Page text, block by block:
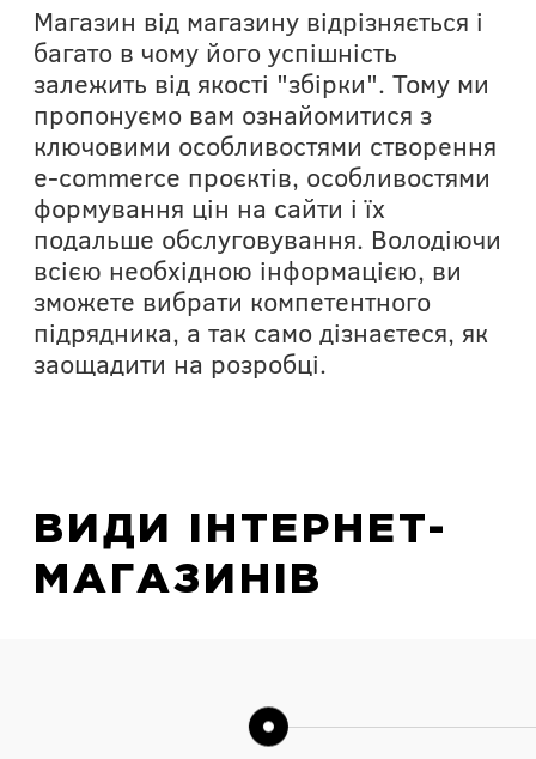
Магазин від магазину відрізняється і
багато в чому його успішність
залежить від якості "збірки". Тому ми
пропонуємо вам ознайомитися з
ключовими особливостями створення
e-commerce проєктів, особливостями
формування цін на сайти і їх
подальше обслуговування. Володіючи
всією необхідною інформацією, ви
зможете вибрати компетентного
підрядника, а так само дізнаєтеся, як
заощадити на розробці.
ВИДИ ІНТЕРНЕТ-
МАГАЗИНІВ